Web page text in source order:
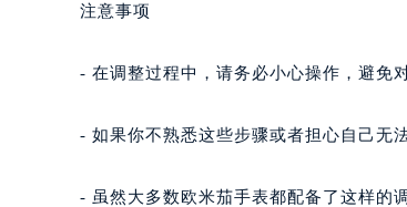
注意事项
- 在调整过程中，请务必小心操作，避免
- 如果你不熟悉这些步骤或者担心自己无
- 虽然大多数欧米茄手表都配备了这样的